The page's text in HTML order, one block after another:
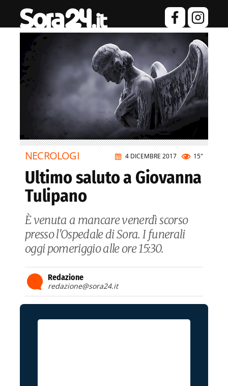
4 DICEMBRE 2017 15"
NECROLOGI
Ultimo saluto a Giovanna
Tulipano
È venuta a mancare venerdì scorso
presso l'Ospedale di Sora. I funerali
oggi pomeriggio alle ore 15:30.
Redazione
redazione@sora24.it